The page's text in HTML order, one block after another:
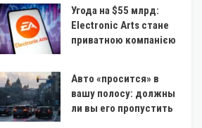
Угода на $55 млрд:
Electronic Arts стане
приватною компанією
Авто «просится» в
вашу полосу: должны
ли вы его пропустить